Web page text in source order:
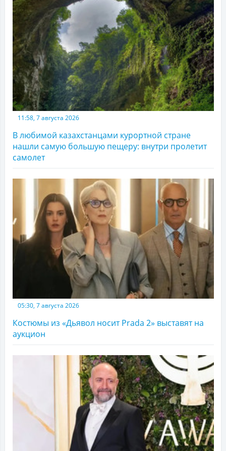
11:58, 7 августа 2026
В любимой казахстанцами курортной стране
нашли самую большую пещеру: внутри пролетит
самолет
05:30, 7 августа 2026
Костюмы из «Дьявол носит Prada 2» выставят на
аукцион